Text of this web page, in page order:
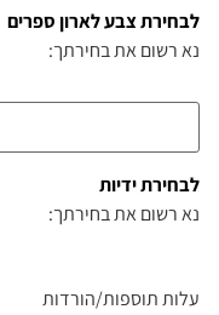
לבחירת צבע לארון ספרים
נא רשום את בחירתך:
לבחירת ידיות
נא רשום את בחירתך:
עלות תוספות/הורדות